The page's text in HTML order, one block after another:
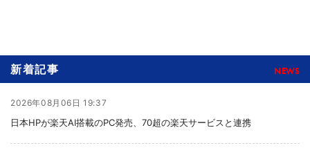
新着記事 NEWS
2026年08月06日 19:37
日本HPが楽天AI搭載のPC発売、70超の楽天サービスと連携